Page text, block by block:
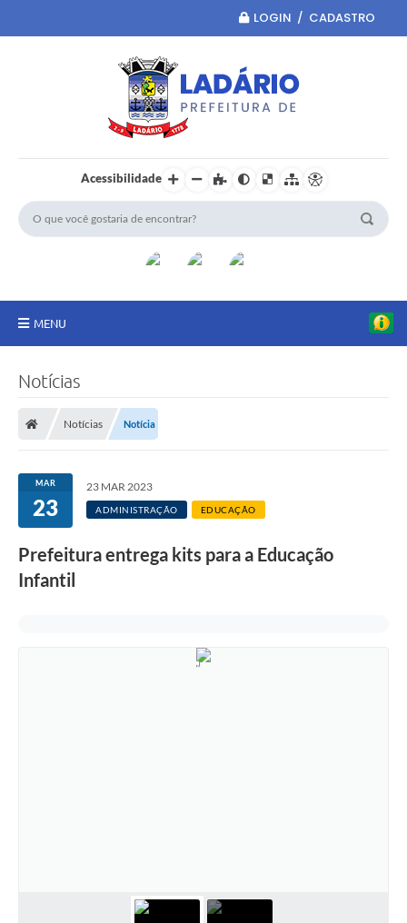
LOGIN / CADASTRO
Acessibilidade
MENU
LICITAÇÕES E CONTRATOS
Secretarias
Leis e Decretos
Nossa Cidade
Notícias
Notícias Notícia
MAR
23
23 MAR 2023
ADMINISTRAÇÃO EDUCAÇÃO
Prefeitura entrega kits para a Educação
Infantil